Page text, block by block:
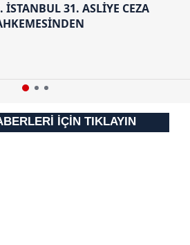
İSTANBUL 31. ASLİYE CEZA
İÇİN TIKLAYIN